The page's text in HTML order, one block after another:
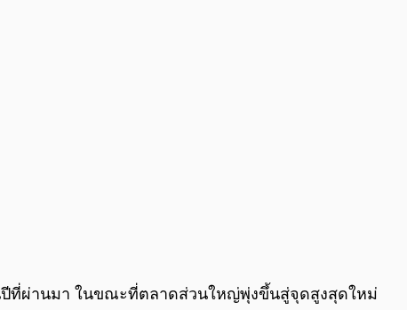
0:00
ที่ผ่านมา ในขณะที่ตลาดส่วนใหญ่พุ่งขึ้นสู่จุดสูงสุดใหม่